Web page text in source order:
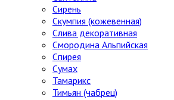
Сирень
Скумпия (кожевенная)
Слива декоративная
Смородина Альпийская
Спирея
Сумах
Тамарикс
Тимьян (чабрец)